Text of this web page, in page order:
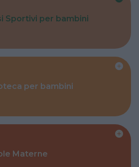
Sportivi per bambini
per bambini
Materne